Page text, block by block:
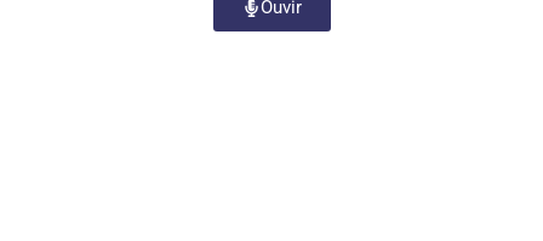
nas empresas, o que é isso?